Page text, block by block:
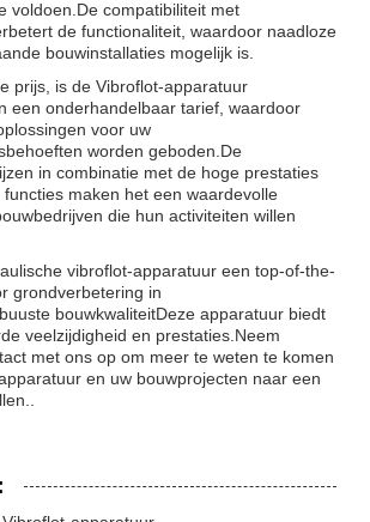
voldoen.De compatibiliteit met
de functionaliteit, waardoor naadloze
bouwinstallaties mogelijk is.
prijs, is de Vibroflot-apparatuur
een onderhandelbaar tarief, waardoor
voor uw
worden geboden.De
in combinatie met de hoge prestaties
maken het een waardevolle
die hun activiteiten willen
vibroflot-apparatuur een top-of-the-
grondverbetering in
bouwkwaliteitDeze apparatuur biedt
veelzijdigheid en prestaties.Neem
met ons op om meer te weten te komen
en uw bouwprojecten naar een